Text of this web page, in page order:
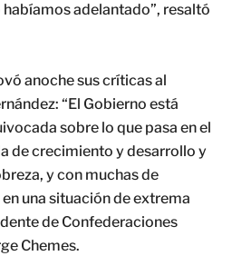
adelantado”, resaltó
anoche sus críticas al
“El Gobierno está
sobre lo que pasa en el
de crecimiento y desarrollo y
y con muchas de
una situación de extrema
de Confederaciones
Chemes.